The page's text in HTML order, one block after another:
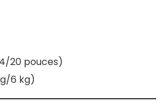
20 pouces)
6 kg)